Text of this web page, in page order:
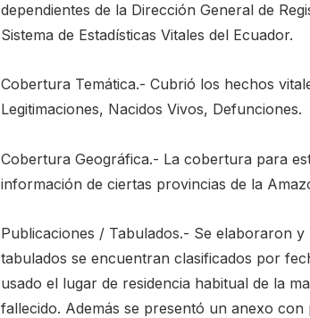
dependientes de la Dirección General de
Sistema de Estadísticas Vitales del Ecuador.
Cobertura Temática.- Cubrió los hechos
Legitimaciones, Nacidos Vivos, Defunciones.
Cobertura Geográfica.- La cobertura para
información de ciertas provincias de la
Publicaciones / Tabulados.- Se elaboraron
tabulados se encuentran clasificados por
usado el lugar de residencia habitual de la
fallecido. Además se presentó un anexo